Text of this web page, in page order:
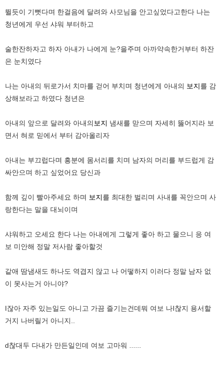
뛸듯이 기뻣다며 한걸음에 달려와 사모님을 안고싶었다고한다 나는
청년에게 우선 샤워 부터하고
술한잔하자고 하자 아내가 나에게 눈?을주며 아까약속한거부터 하잔
은 눈치였다
나는 아내의 뒤로가서 치마를 걷어 부치며 청년에게 아내의 보지를 감
상해보라고 하였다 청년은
아내의 앞으로 달려와 아내의 보지 냄새를 맏으며 자세히 뚫어지라 보
면서 혀로 믿에서 부터 감아올리자
아내는 부끄럽다며 흥분에 몸서리를 치며 남자의 머리를 부드럽게 감
싸안으며 하고 싶었어요 당신과
함께 깊이 빨아주세요 하며 보지를 최대한 벌리며 사내를 꼭안으며 사
랑한다는 말을 대뇌이며
샤워하고 오세요 한다 나는 아내에게 그렇게 좋아 하고 물으니 응 여
보 미안해 정말 저사람 좋아할것
같애 땀냄새도 하나도 역겹지 않고 나 어떻하지 이러다 정말 남자 없
이 못사는거 아니야?
I잖아 자주 있는일도 아니고 가끔 즐기는건데뭐 여보 나I찮지 용서할
거지 나버릴거 아니지..
d찮대두 다내가 만든일인데 여보 고마워 ......